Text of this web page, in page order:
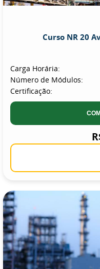
Curso NR 20
Carga Horária:
Número de Módulos:
Certificação: